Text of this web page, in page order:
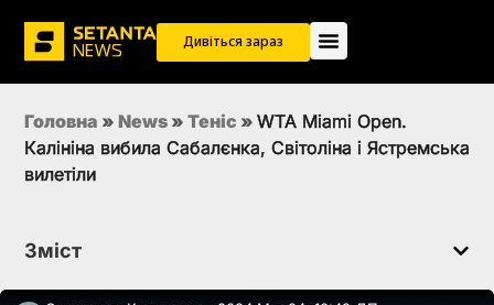
Дивіться зараз
Головна » News » Теніс » WTA Miami Open.
Калініна вибила Сабалєнка, Світоліна і Ястремська
вилетіли
Зміст